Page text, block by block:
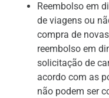
Reembolso em
de viagens ou
compra de
reembolso em
solicitação de
acordo com as
não podem ser